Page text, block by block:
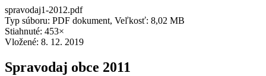
spravodaj1-2012.pdf
Typ súboru: PDF dokument, Veľkosť: 8,02 MB
Stiahnuté: 453×
Vložené: 8. 12. 2019
Spravodaj obce 2011